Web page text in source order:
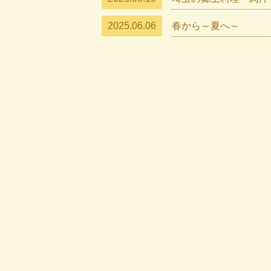
2025.06.06 春から～夏へ～